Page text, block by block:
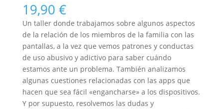
5 en base
valoracione
s de
clientes
19,90 €
Un taller donde trabajamos sobre algunos aspectos
de la relación de los miembros de la familia con las
pantallas, a la vez que vemos patrones y conductas
de uso abusivo y adictivo para saber cuándo
estamos ante un problema. También analizamos
algunas cuestiones relacionadas con las apps que
hacen que sea fácil «engancharse» a los dispositivos.
Y por supuesto, resolvemos las dudas y